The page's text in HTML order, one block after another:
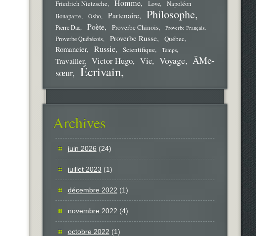
Friedrich Nietzsche Homme Love
Napoléon
Bonaparte
Osho Partenaire Philosophe
Pierre Dac Poète Proverbe Chinois Proverbe Français
Proverbe Québécois Proverbe Russe Québec
Romancier Russie Scientifique Temps
Travailler Victor Hugo Vie Voyage
ÂMe-
sœur
Écrivain
Archives
juin 2026 (24)
juillet 2023 (1)
décembre 2022 (1)
novembre 2022 (4)
octobre 2022 (1)